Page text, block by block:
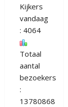
Kijkers
vandaag
: 4064
Totaal
aantal
bezoekers
:
13780868